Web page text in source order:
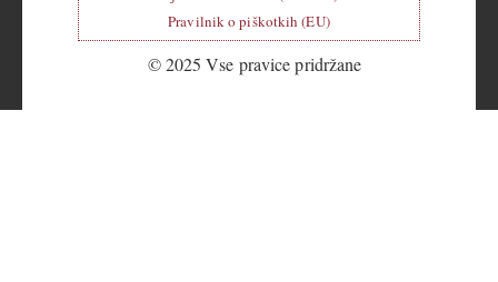
Pravilnik o piškotkih (EU)
© 2025 Vse pravice pridržane